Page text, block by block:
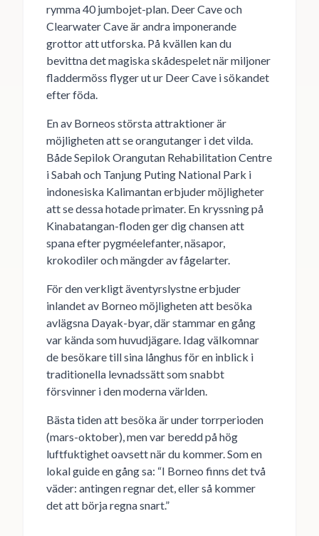
rymma 40 jumbojet-plan. Deer Cave och
Clearwater Cave är andra imponerande
grottor att utforska. På kvällen kan du
bevittna det magiska skådespelet när miljoner
fladdermöss flyger ut ur Deer Cave i sökandet
efter föda.
En av Borneos största attraktioner är
möjligheten att se orangutanger i det vilda.
Både Sepilok Orangutan Rehabilitation Centre
i Sabah och Tanjung Puting National Park i
indonesiska Kalimantan erbjuder möjligheter
att se dessa hotade primater. En kryssning på
Kinabatangan-floden ger dig chansen att
spana efter pygméelefanter, näsapor,
krokodiler och mängder av fågelarter.
För den verkligt äventyrslystne erbjuder
inlandet av Borneo möjligheten att besöka
avlägsna Dayak-byar, där stammar en gång
var kända som huvudjägare. Idag välkomnar
de besökare till sina långhus för en inblick i
traditionella levnadssätt som snabbt
försvinner i den moderna världen.
Bästa tiden att besöka är under torrperioden
(mars-oktober), men var beredd på hög
luftfuktighet oavsett när du kommer. Som en
lokal guide en gång sa: “I Borneo finns det två
väder: antingen regnar det, eller så kommer
det att börja regna snart.”